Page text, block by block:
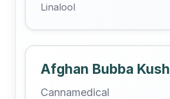
Linalool
Afghan Bubba Kush
Cannamedical